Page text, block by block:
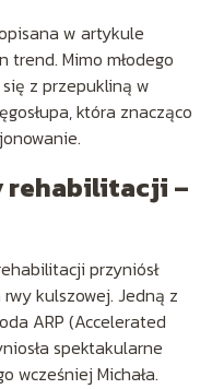
w artykule
trend. Mimo młodego
z przepukliną w
która znacząco
rehabilitacji –
przyniósł
kulszowej. Jedną z
ARP (Accelerated
spektakularne
wcześniej Michała.